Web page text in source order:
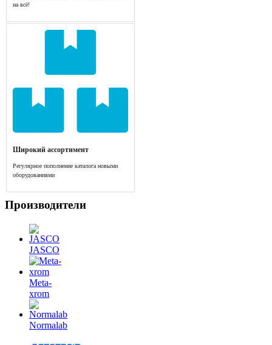
на всё!
Широкий ассортимент
Регулярное пополнение каталога новыми
оборудованиями
Производители
JASCO
Meta-
xrom
Normalab